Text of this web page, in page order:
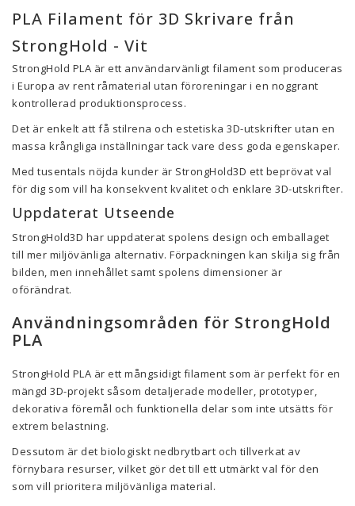
PLA Filament för 3D Skrivare från
StrongHold - Vit
StrongHold PLA är ett användarvänligt filament som produceras
i Europa av rent råmaterial utan föroreningar i en noggrant
kontrollerad produktionsprocess.
Det är enkelt att få stilrena och estetiska 3D-utskrifter utan en
massa krångliga inställningar tack vare dess goda egenskaper.
Med tusentals nöjda kunder är StrongHold3D ett beprövat val
för dig som vill ha konsekvent kvalitet och enklare 3D-utskrifter.
Uppdaterat Utseende
StrongHold3D har uppdaterat spolens design och emballaget
till mer miljövänliga alternativ. Förpackningen kan skilja sig från
bilden, men innehållet samt spolens dimensioner är
oförändrat.
Användningsområden för StrongHold
PLA
StrongHold PLA är ett mångsidigt filament som är perfekt för en
mängd 3D-projekt såsom detaljerade modeller, prototyper,
dekorativa föremål och funktionella delar som inte utsätts för
extrem belastning.
Dessutom är det biologiskt nedbrytbart och tillverkat av
förnybara resurser, vilket gör det till ett utmärkt val för den
som vill prioritera miljövänliga material.